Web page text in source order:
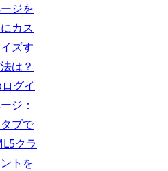
ジを
カス
ズす
は？
グイ
ジ：
ブで
クラ
トを